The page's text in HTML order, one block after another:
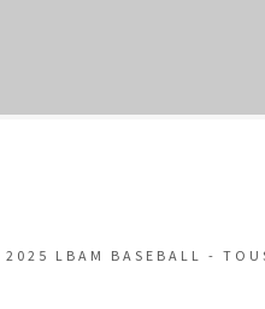
LBAM BASEBALL -